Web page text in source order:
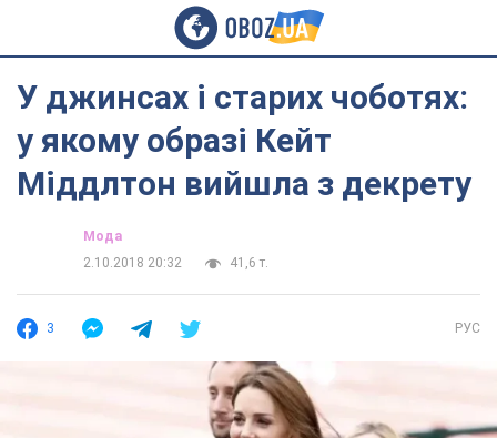
У джинсах і старих чоботях:
у якому образі Кейт
Міддлтон вийшла з декрету
Мода
2.10.2018 20:32
41,6 т.
3 РУС